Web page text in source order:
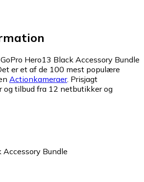
Hero13 Black Accessory Bundle
er et af de 100 mest populære
Actionkameraer. Prisjagt
og tilbud fra 12 netbutikker og
Accessory Bundle